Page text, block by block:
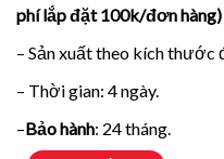
phí lắp đặt 100k/đơn hàng)
– Sản xuất theo kích thước
– Thời gian: 4 ngày.
–Bảo hành: 24 tháng.